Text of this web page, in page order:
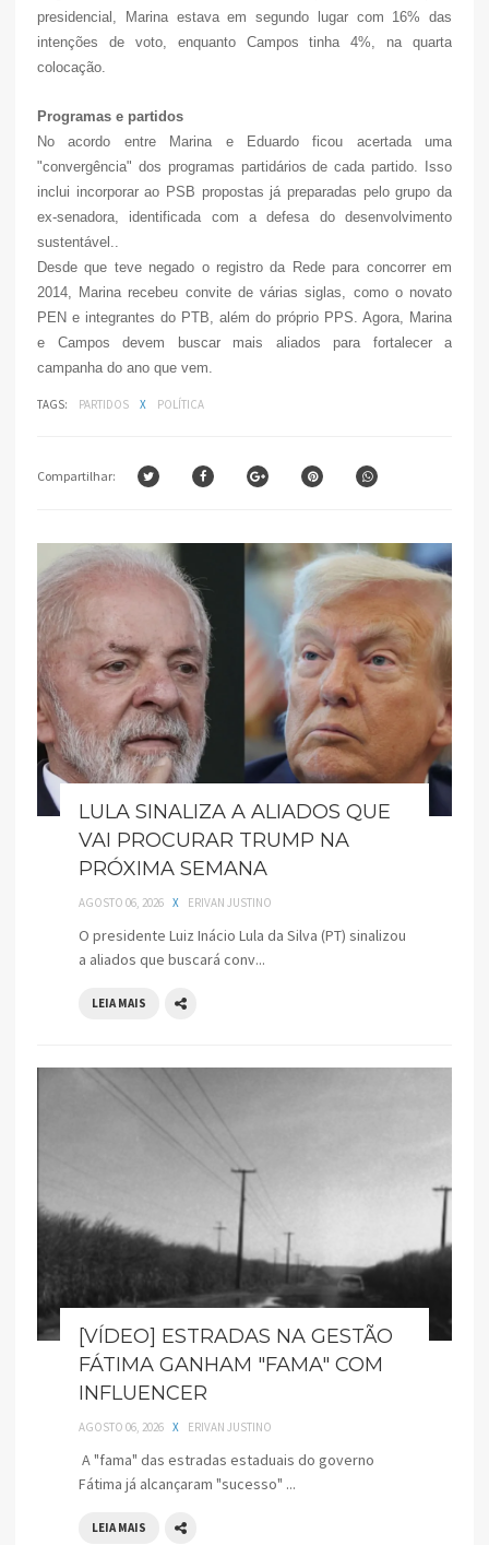
presidencial, Marina estava em segundo lugar com 16% das
intenções de voto, enquanto Campos tinha 4%, na quarta
colocação.
Programas e partidos
No acordo entre Marina e Eduardo ficou acertada uma
"convergência" dos programas partidários de cada partido. Isso
inclui incorporar ao PSB propostas já preparadas pelo grupo da
ex-senadora, identificada com a defesa do desenvolvimento
sustentável..
Desde que teve negado o registro da Rede para concorrer em
2014, Marina recebeu convite de várias siglas, como o novato
PEN e integrantes do PTB, além do próprio PPS. Agora, Marina
e Campos devem buscar mais aliados para fortalecer a
campanha do ano que vem.
TAGS: PARTIDOS X POLÍTICA
Compartilhar:
LULA SINALIZA A ALIADOS QUE
VAI PROCURAR TRUMP NA
PRÓXIMA SEMANA
AGOSTO 06, 2026 X ERIVAN JUSTINO
O presidente Luiz Inácio Lula da Silva (PT) sinalizou
a aliados que buscará conv...
LEIA MAIS
[VÍDEO] ESTRADAS NA GESTÃO
FÁTIMA GANHAM "FAMA" COM
INFLUENCER
AGOSTO 06, 2026 X ERIVAN JUSTINO
A "fama" das estradas estaduais do governo
Fátima já alcançaram "sucesso" ...
LEIA MAIS